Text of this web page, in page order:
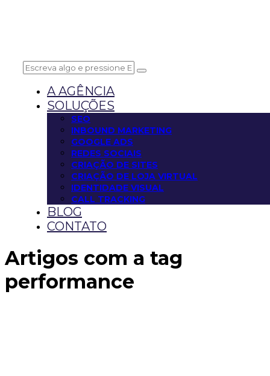
A AGÊNCIA
SOLUÇÕES
SEO
INBOUND MARKETING
GOOGLE ADS
REDES SOCIAIS
CRIAÇÃO DE SITES
CRIAÇÃO DE LOJA VIRTUAL
IDENTIDADE VISUAL
CALL TRACKING
BLOG
CONTATO
Artigos com a tag
performance